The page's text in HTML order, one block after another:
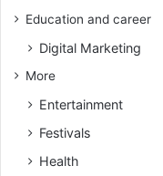
Education and career
Digital Marketing
More
Entertainment
Festivals
Health